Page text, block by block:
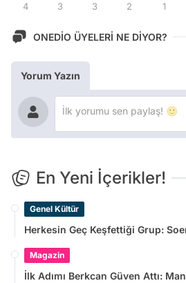
4 3 3 2 1
ONEDİO ÜYELERİ NE DİYOR?
Yorum Yazın
En Yeni İçerikler!
Genel Kültür
Herkesin Geç Keşfettiği Grup:
Magazin
İlk Adımı Berkcan Güven Attı: